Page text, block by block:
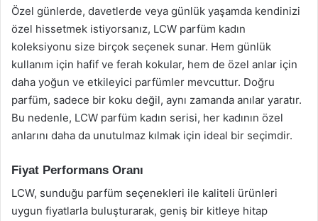
Özel günlerde, davetlerde veya günlük yaşamda kendinizi
özel hissetmek istiyorsanız, LCW parfüm kadın
koleksiyonu size birçok seçenek sunar. Hem günlük
kullanım için hafif ve ferah kokular, hem de özel anlar için
daha yoğun ve etkileyici parfümler mevcuttur. Doğru
parfüm, sadece bir koku değil, aynı zamanda anılar yaratır.
Bu nedenle, LCW parfüm kadın serisi, her kadının özel
anlarını daha da unutulmaz kılmak için ideal bir seçimdir.
Fiyat Performans Oranı
LCW, sunduğu parfüm seçenekleri ile kaliteli ürünleri
uygun fiyatlarla buluşturarak, geniş bir kitleye hitap